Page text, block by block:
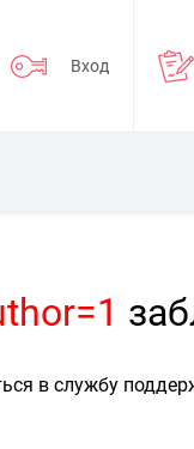
Вход
в службу